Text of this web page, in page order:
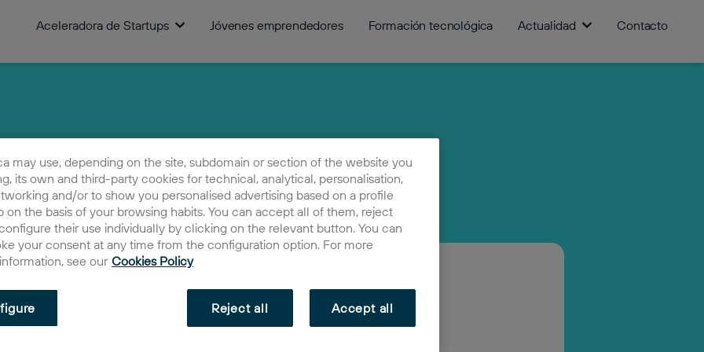
Aceleradora de Startups Jóvenes emprendedores Formación tecnológica Actualidad Contacto
Talal Benjelloun
may use, depending on the site, subdomain or section of the website you
its own and third-party cookies for technical, analytical, personalisation,
and/or to show you personalised advertising based on a profile
on the basis of your browsing habits. You can accept all of them, reject
their use individually by clicking on the relevant button. You can
your consent at any time from the configuration option. For more
see our Cookies Policy
Reject all Accept all